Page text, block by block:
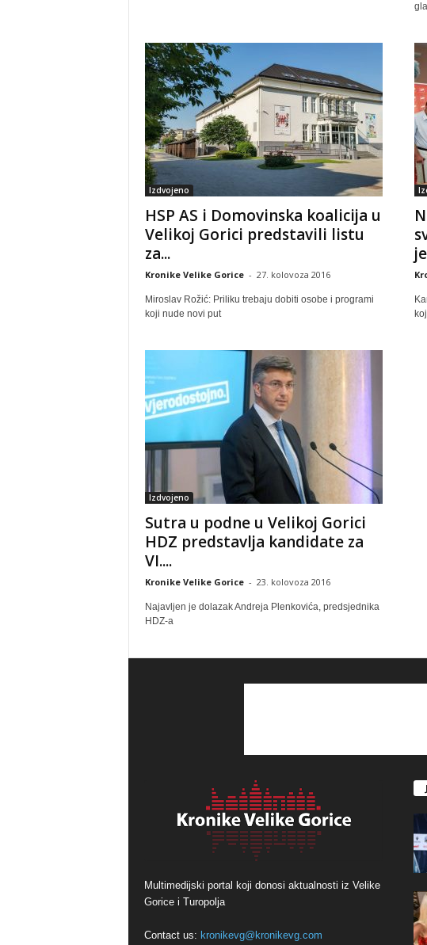
Izdvojeno
HSP AS i Domovinska koalicija u
Velikoj Gorici predstavili listu
za...
Kronike Velike Gorice - 27. kolovoza 2016
Miroslav Rožić: Priliku trebaju dobiti osobe i programi
koji nude novi put
Izdvojeno
Sutra u podne u Velikoj Gorici
HDZ predstavlja kandidate za
VI....
Kronike Velike Gorice - 23. kolovoza 2016
Najavljen je dolazak Andreja Plenkovića, predsjednika
HDZ-a
Multimedijski portal koji donosi aktualnosti iz Velike
Gorice i Turopolja
Contact us: kronikevg@kronikevg.com